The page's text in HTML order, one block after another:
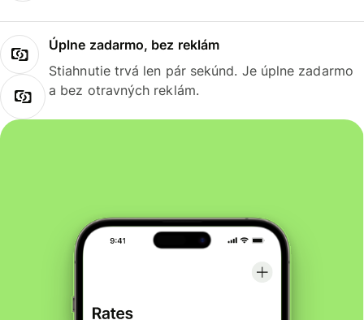
Úplne zadarmo, bez reklám
Stiahnutie trvá len pár sekúnd. Je úplne zadarmo
a bez otravných reklám.